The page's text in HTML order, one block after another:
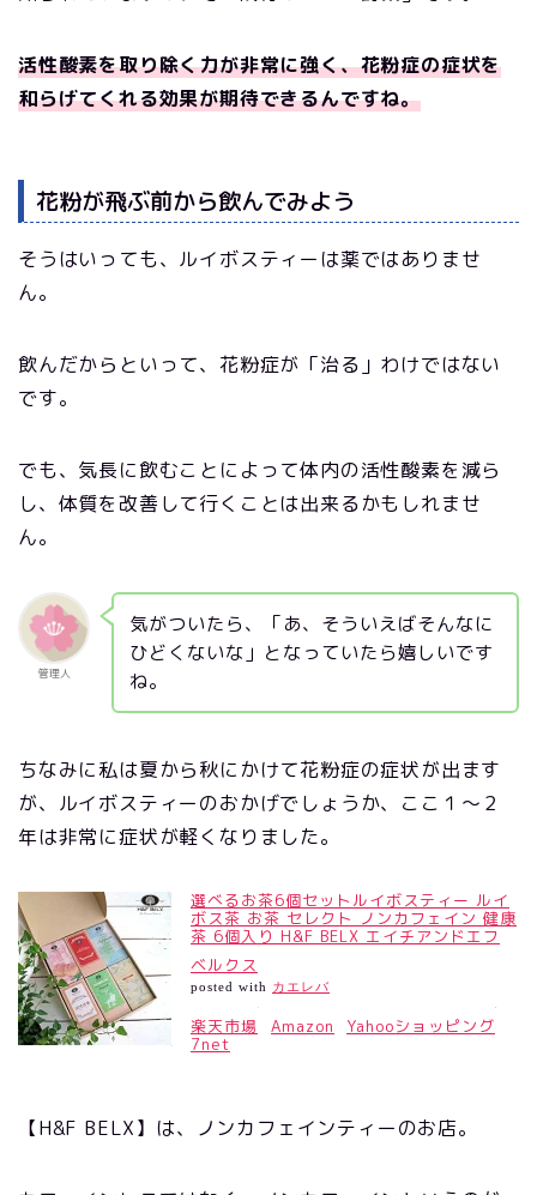
活性酸素を取り除く力が非常に強く、花粉症の症状を
和らげてくれる効果が期待できるんですね。
花粉が飛ぶ前から飲んでみよう
そうはいっても、ルイボスティーは薬ではありませ
ん。
飲んだからといって、花粉症が「治る」わけではない
です。
でも、気長に飲むことによって体内の活性酸素を減ら
し、体質を改善して行くことは出来るかもしれませ
ん。
管理人
気がついたら、「あ、そういえばそんなに
ひどくないな」となっていたら嬉しいです
ね。
ちなみに私は夏から秋にかけて花粉症の症状が出ます
が、ルイボスティーのおかげでしょうか、ここ１〜２
年は非常に症状が軽くなりました。
選べるお茶6個セットルイボスティー ルイ
ボス茶 お茶 セレクト ノンカフェイン 健康
茶 6個入り H&F BELX エイチアンドエフ
ベルクス
posted with カエレバ
楽天市場 Amazon
Yahooショッピング
7net
【H&F BELX】は、ノンカフェインティーのお店。